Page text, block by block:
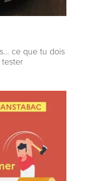
ce que tu dois
tester